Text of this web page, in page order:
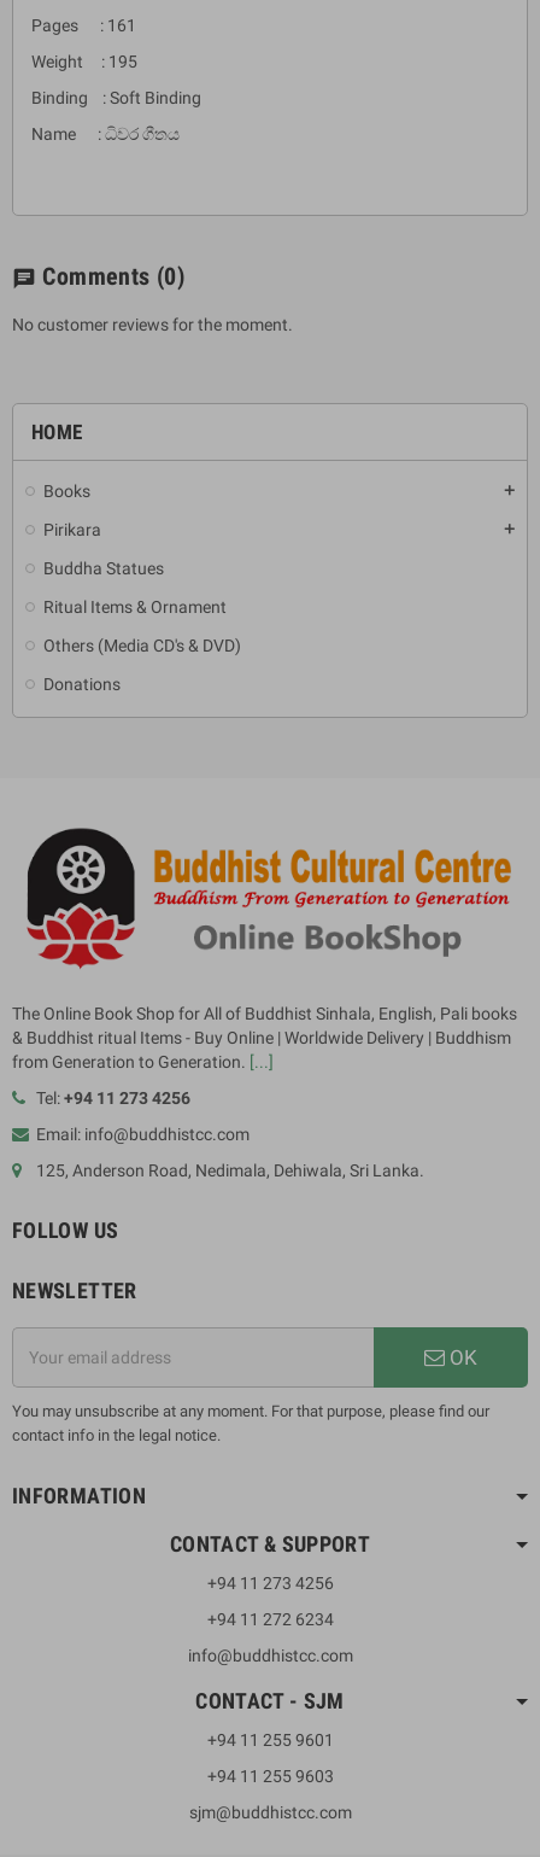
HOME
Books add
Pirikara add
Buddha Statues
Ritual Items & Ornament
Others (Media CD's & DVD)
Donations
Pages : 161
Weight : 195
Binding : Soft Binding
Name : ධිවර ගීතය
chat Comments (0)
No customer reviews for the moment.
The Online Book Shop for All of Buddhist Sinhala, English, Pali books
& Buddhist ritual Items - Buy Online | Worldwide Delivery | Buddhism
from Generation to Generation. [...]
Tel:+94 11 273 4256
Email: info@buddhistcc.com
125, Anderson Road, Nedimala, Dehiwala, Sri Lanka.
FOLLOW US
NEWSLETTER
OK
You may unsubscribe at any moment. For that purpose, please find our
contact info in the legal notice.
INFORMATION
CONTACT & SUPPORT
+94 11 273 4256
+94 11 272 6234
info@buddhistcc.com
CONTACT - SJM
+94 11 255 9601
+94 11 255 9603
sjm@buddhistcc.com